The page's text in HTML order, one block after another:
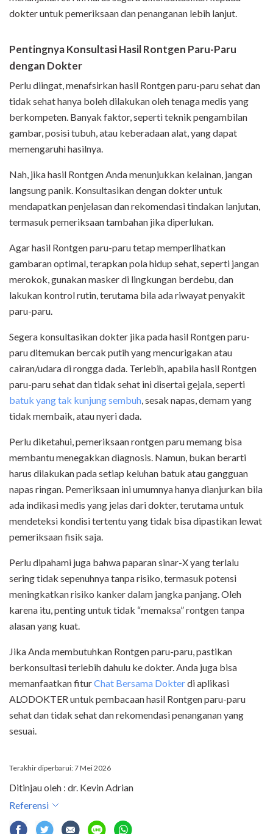
dokter untuk pemeriksaan dan penanganan lebih lanjut.
Pentingnya Konsultasi Hasil Rontgen Paru-Paru
dengan Dokter
Perlu diingat, menafsirkan hasil Rontgen paru-paru sehat dan
tidak sehat hanya boleh dilakukan oleh tenaga medis yang
berkompeten. Banyak faktor, seperti teknik pengambilan
gambar, posisi tubuh, atau keberadaan alat, yang dapat
memengaruhi hasilnya.
Nah, jika hasil Rontgen Anda menunjukkan kelainan, jangan
langsung panik. Konsultasikan dengan dokter untuk
mendapatkan penjelasan dan rekomendasi tindakan lanjutan,
termasuk pemeriksaan tambahan jika diperlukan.
Agar hasil Rontgen paru-paru tetap memperlihatkan
gambaran optimal, terapkan pola hidup sehat, seperti jangan
merokok, gunakan masker di lingkungan berdebu, dan
lakukan kontrol rutin, terutama bila ada riwayat penyakit
paru-paru.
Segera konsultasikan dokter jika pada hasil Rontgen paru-
paru ditemukan bercak putih yang mencurigakan atau
cairan/udara di rongga dada. Terlebih, apabila hasil Rontgen
paru-paru sehat dan tidak sehat ini disertai gejala, seperti
batuk yang tak kunjung sembuh, sesak napas, demam yang
tidak membaik, atau nyeri dada.
Perlu diketahui, pemeriksaan rontgen paru memang bisa
membantu menegakkan diagnosis. Namun, bukan berarti
harus dilakukan pada setiap keluhan batuk atau gangguan
napas ringan. Pemeriksaan ini umumnya hanya dianjurkan bila
ada indikasi medis yang jelas dari dokter, terutama untuk
mendeteksi kondisi tertentu yang tidak bisa dipastikan lewat
pemeriksaan fisik saja.
Perlu dipahami juga bahwa paparan sinar-X yang terlalu
sering tidak sepenuhnya tanpa risiko, termasuk potensi
meningkatkan risiko kanker dalam jangka panjang. Oleh
karena itu, penting untuk tidak “memaksa” rontgen tanpa
alasan yang kuat.
Jika Anda membutuhkan Rontgen paru-paru, pastikan
berkonsultasi terlebih dahulu ke dokter. Anda juga bisa
memanfaatkan fiturChat Bersama Dokterdi aplikasi
ALODOKTER untuk pembacaan hasil Rontgen paru-paru
sehat dan tidak sehat dan rekomendasi penanganan yang
sesuai.
Terakhir diperbarui: 7 Mei 2026